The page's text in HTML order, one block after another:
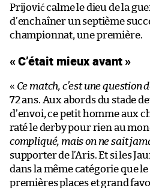
Prijović calme le dieu de la
d’enchaîner un septième
championnat, une première.
« C’était mieux avant »
« Ce match, c’est une question
72 ans. Aux abords du stade
d’envoi, ce petit homme aux
raté le derby pour rien au
compliqué, mais on ne sait
supporter de l’Aris. Et si les
dans la même catégorie que
premières places et grand